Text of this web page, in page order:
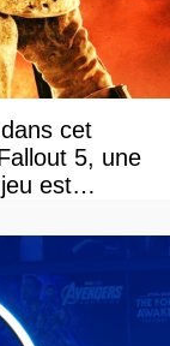
cet
5, une
est